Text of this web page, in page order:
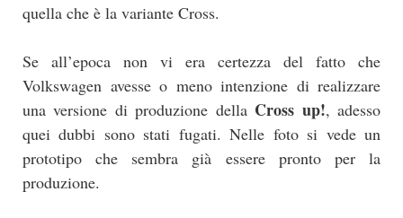
quella che è la variante Cross.
Se all’epoca non vi era certezza del fatto che
Volkswagen avesse o meno intenzione di realizzare
una versione di produzione della Cross up!, adesso
quei dubbi sono stati fugati. Nelle foto si vede un
prototipo che sembra già essere pronto per la
produzione.